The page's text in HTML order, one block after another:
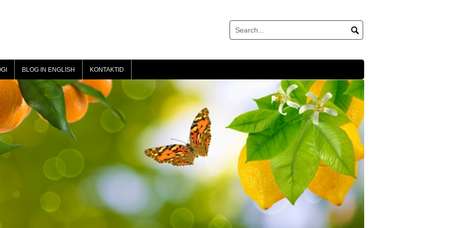
BLOG IN ENGLISH KONTAKTID